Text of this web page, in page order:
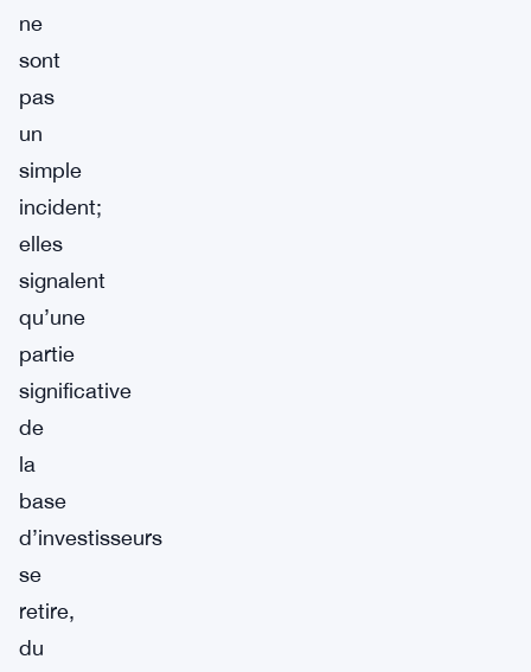
ne
sont
pas
un
simple
incident;
elles
signalent
qu’une
partie
significative
de
la
base
d’investisseurs
se
retire,
du